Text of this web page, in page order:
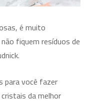
é muito
fiquem resíduos de
para você fazer
da melhor